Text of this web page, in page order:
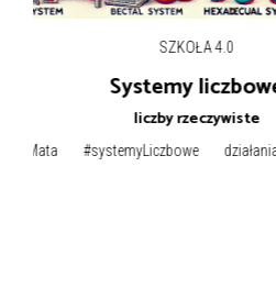
działania rzeczywiste